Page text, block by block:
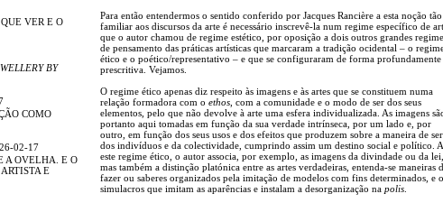
VER E O
BY
COMO
02-17
A OVELHA. E O
E
Para então entendermos o sentido conferido por Jacques Rancière a esta noção tão
familiar aos discursos da arte é necessário inscrevê-la num regime específico de
que o autor chamou de regime estético, por oposição a dois outros grandes
de pensamento das práticas artísticas que marcaram a tradição ocidental – o
ético e o poético/representativo – e que se configuraram de forma profundamente
prescritiva. Vejamos.
O regime ético apenas diz respeito às imagens e às artes que se constituem numa
relação formadora com o ethos , com a comunidade e o modo de ser dos seus
elementos, pelo que não devolve à arte uma esfera individualizada. As imagens
portanto aqui tomadas em função da sua verdade intrínseca, por um lado e, por
outro, em função dos seus usos e dos efeitos que produzem sobre a maneira de ser
dos indivíduos e da colectividade, cumprindo assim um destino social e político. A
este regime ético, o autor associa, por exemplo, as imagens da divindade ou da lei,
mas também a distinção platónica entre as artes verdadeiras, entenda-se maneiras
fazer ou saberes organizados pela imitação de modelos com fins determinados, e
simulacros que imitam as aparências e instalam a desorganização na polis